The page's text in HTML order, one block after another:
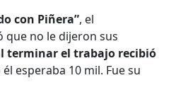
con Piñera”, el
que no le dijeron sus
terminar el trabajo recibió
esperaba 10 mil. Fue su